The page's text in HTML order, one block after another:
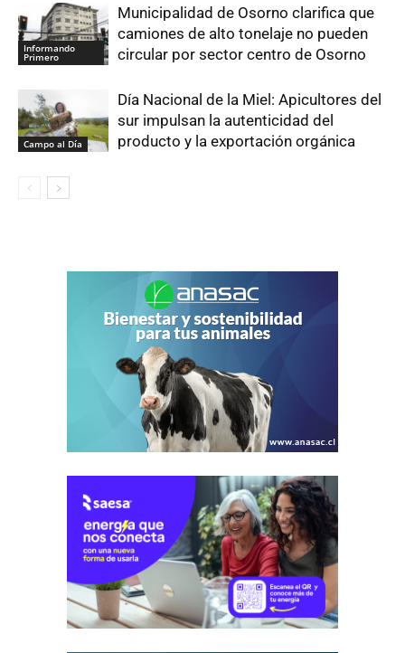
Informando
Primero
Municipalidad de Osorno clarifica que
camiones de alto tonelaje no pueden
circular por sector centro de Osorno
Campo al Día
Día Nacional de la Miel: Apicultores del
sur impulsan la autenticidad del
producto y la exportación orgánica